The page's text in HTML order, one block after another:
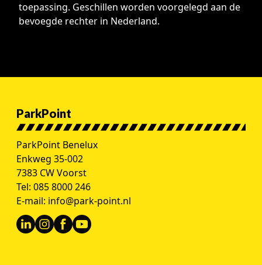
toepassing. Geschillen worden voorgelegd aan de
bevoegde rechter in Nederland.
ParkPoint
ParkPoint Benelux
Enkweg 35-002
7383 CW Voorst
Tel: 085 8000 246
E-mail: info@park-point.nl